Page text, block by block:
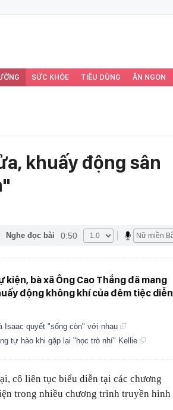
SỨC KHỎE TIÊU DÙNG ĂN NGON
khuấy động sân
Nghe đọc bài 0:50
bà xã Ông Cao Thắng đã mang
động không khí của đêm tiệc diễn
Isaac quyết "sống còn" với nhau
tự hào khi gặp lại "học trò nhí" Kellie
cô liên tục biểu diễn tại các chương
trong nhiều chương trình truyền hình